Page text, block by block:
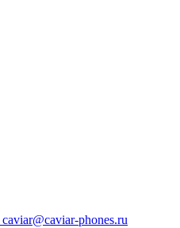
caviar@caviar-phones.ru